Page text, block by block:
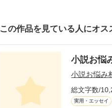
この作品を見ている人にオス
小説お悩
小説お悩み
総文字数/
実用・エッセイ